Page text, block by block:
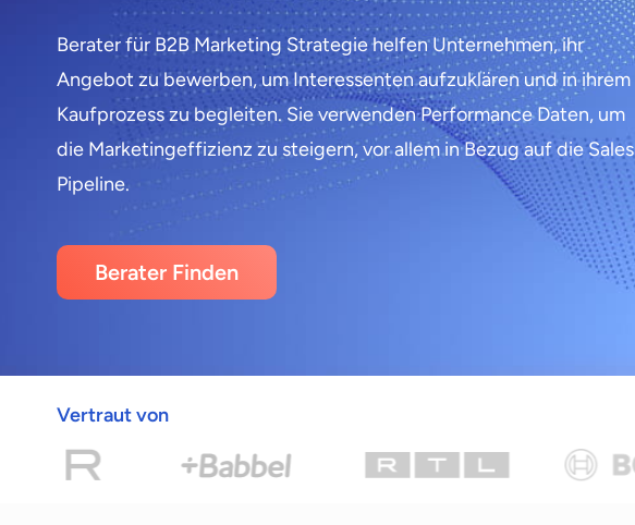
Berater für B2B Marketing Strategie helfen Unternehmen, ihr
Angebot zu bewerben, um Interessenten aufzuklären und in ihrem
Kaufprozess zu begleiten. Sie verwenden Performance Daten, um
die Marketingeffizienz zu steigern, vor allem in Bezug auf die Sales
Pipeline.
Berater Finden
Vertraut von